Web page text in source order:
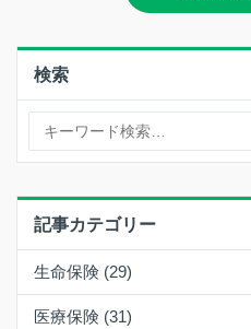
検索
記事カテゴリー
生命保険 (29)
医療保険 (31)